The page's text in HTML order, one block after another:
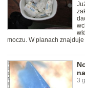
moczu. W planach
3